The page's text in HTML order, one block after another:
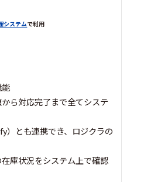
システムで利用
ら対応完了まで全てシステ
）とも連携でき、ロジクラの
庫状況をシステム上で確認